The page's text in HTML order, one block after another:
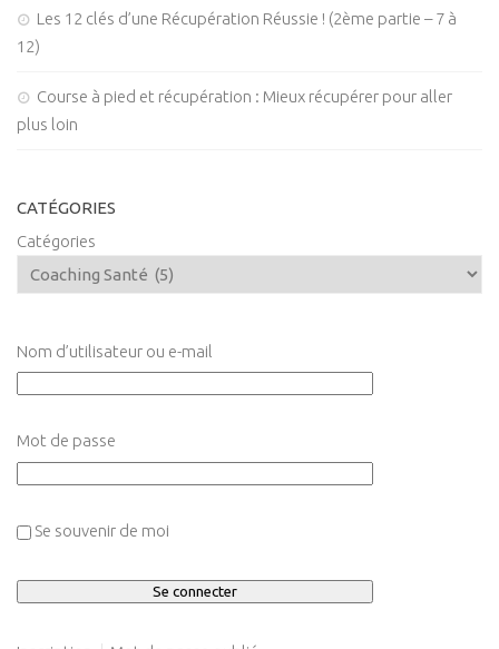
Les 12 clés d’une Récupération Réussie ! (2ème partie – 7 à
12)
Course à pied et récupération : Mieux récupérer pour aller
plus loin
CATÉGORIES
Catégories
Nom d’utilisateur ou e-mail
Mot de passe
Se souvenir de moi